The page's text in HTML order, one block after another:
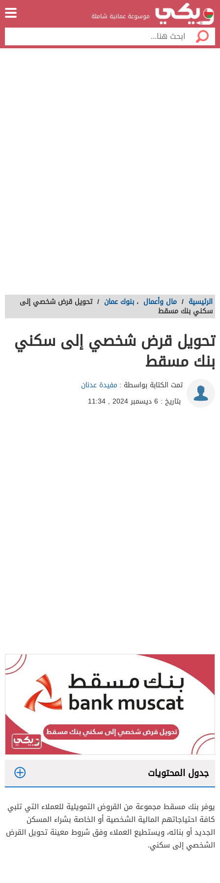
موسوعة عمانية شاملة
الرئيسية / مال وأعمال ، بنوك عمان / تحويل قرض شخصي إلى
سكني بنك مسقط
تحويل قرض شخصي إلى سكني
بنك مسقط
تمت الكتابة بواسطة : مفيدة عدنان
بتاريخ : 6 ديسمبر 2024 , 11:34
جدول المحتويات
2
يوفر بنك مسقط مجموعة من القروض التمويلية للعملاء التي تلبي
كافة احتياجاتهم المالية الشخصية أو الخاصة بشراء المسكن
الجديد أو بنائه، ويستطيع العملاء وفق شروط معينة تحويل القرض
الشخصي إلى سكني.